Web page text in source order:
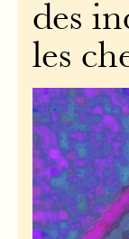
des
les